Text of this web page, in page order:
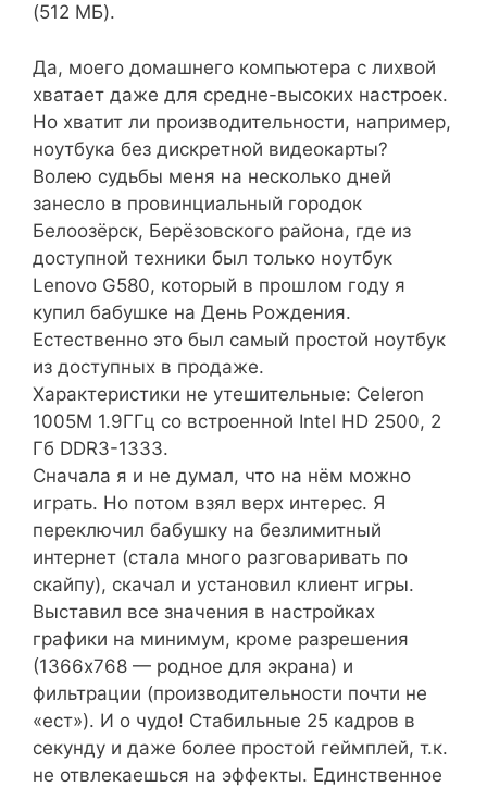
(512 МБ).
Да, моего домашнего компьютера с лихвой
хватает даже для средне-высоких настроек.
Но хватит ли производительности, например,
ноутбука без дискретной видеокарты?
Волею судьбы меня на несколько дней
занесло в провинциальный городок
Белоозёрск, Берёзовского района, где из
доступной техники был только ноутбук
Lenovo G580, который в прошлом году я
купил бабушке на День Рождения.
Естественно это был самый простой ноутбук
из доступных в продаже.
Характеристики не утешительные: Celeron
1005M 1.9ГГц со встроенной Intel HD 2500, 2
Гб DDR3-1333.
Сначала я и не думал, что на нём можно
играть. Но потом взял верх интерес. Я
переключил бабушку на безлимитный
интернет (стала много разговаривать по
скайпу), скачал и установил клиент игры.
Выставил все значения в настройках
графики на минимум, кроме разрешения
(1366х768 — родное для экрана) и
фильтрации (производительности почти не
«ест»). И о чудо! Стабильные 25 кадров в
секунду и даже более простой геймплей, т.к.
не отвлекаешься на эффекты. Единственное